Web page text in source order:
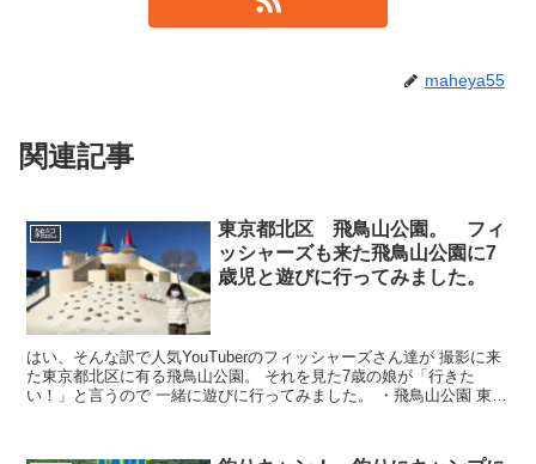
maheya55
関連記事
雑記
東京都北区 飛鳥山公園。 フィ
ッシャーズも来た飛鳥山公園に7
歳児と遊びに行ってみました。
はい、そんな訳で人気YouTuberのフィッシャーズさん達が 撮影に来
た東京都北区に有る飛鳥山公園。 それを見た7歳の娘が「行きた
い！」と言うので 一緒に遊びに行ってみました。 ・飛鳥山公園 東京